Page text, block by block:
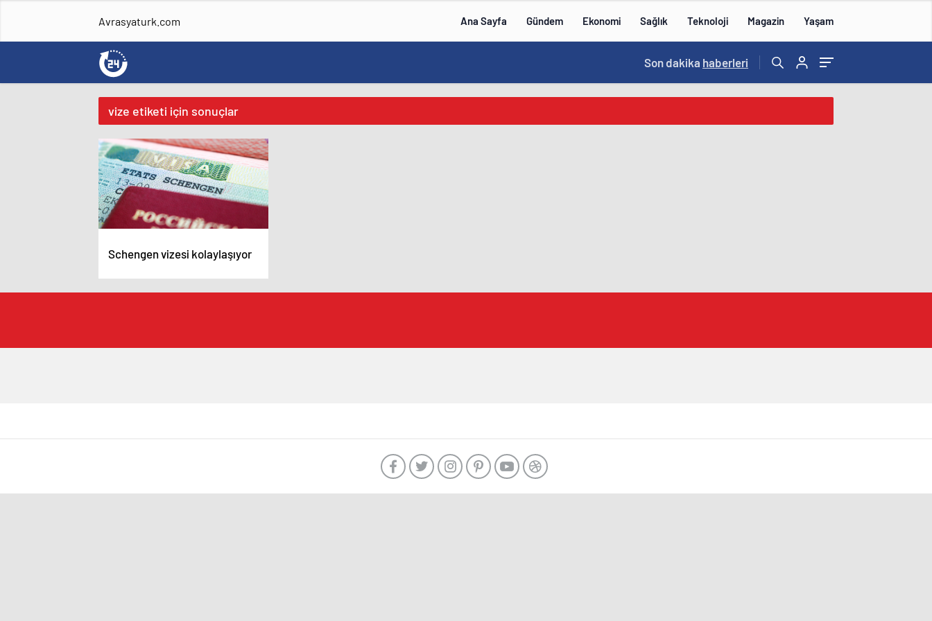
Avrasyaturk.com Ana Sayfa Gündem Ekonomi Sağlık Teknoloji Magazin Yaşam
Son dakika haberleri
vize etiketi için sonuçlar
Schengen vizesi kolaylaşıyor